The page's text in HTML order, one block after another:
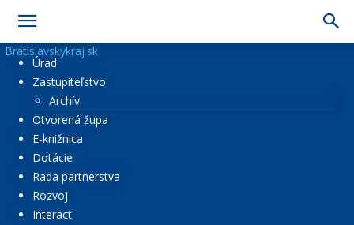
Bratislavskykraj.sk
Úrad
Zastupiteľstvo
Archív
Otvorená župa
E-knižnica
Dotácie
Rada partnerstva
Rozvoj
Interact